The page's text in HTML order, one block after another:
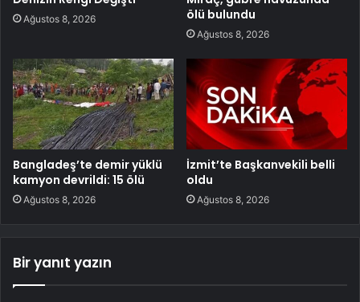
Ağustos 8, 2026
ölü bulundu
Ağustos 8, 2026
Bangladeş’te demir yüklü
kamyon devrildi: 15 ölü
Ağustos 8, 2026
İzmit’te Başkanvekili belli
oldu
Ağustos 8, 2026
Bir yanıt yazın